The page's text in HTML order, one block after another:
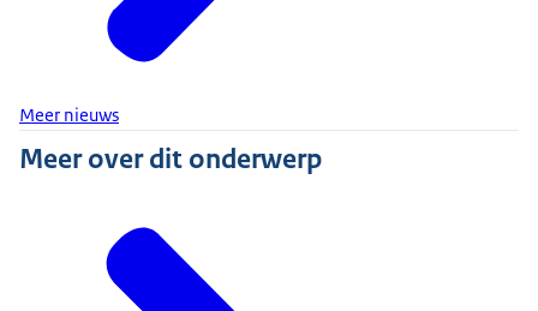
Meer nieuws
Meer over dit onderwerp